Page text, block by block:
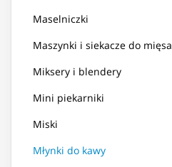
Maselniczki
Maszynki i siekacze do mięsa
Miksery i blendery
Mini piekarniki
Miski
Młynki do kawy